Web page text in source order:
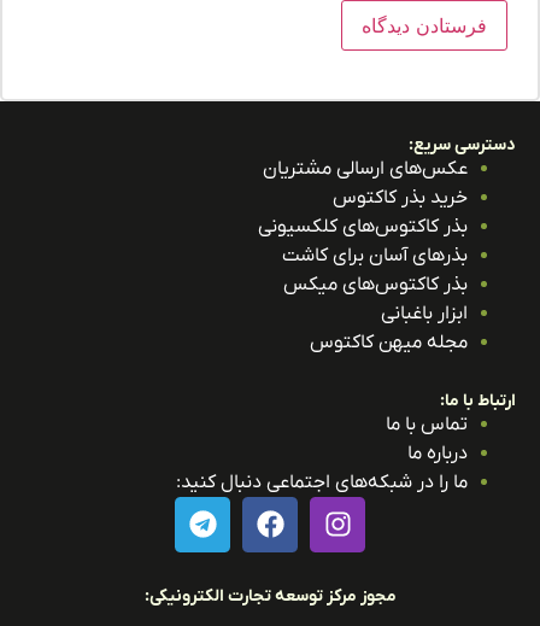
سریع:
عکس‌های ارسالی مشتریان
خرید بذر کاکتوس
بذر کاکتوس‌های کلکسیونی
بذرهای آسان برای کاشت
بذر کاکتوس‌های میکس
ابزار باغبانی
مجله میهن کاکتوس
با ما:
تماس با ما
درباره ما
ما را در شبکه‌های اجتماعی دنبال کنید:
مجوز مرکز توسعه تجارت الکترونیکی: